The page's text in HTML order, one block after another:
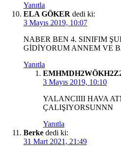
Yanıtla
ELA GÖKER dedi ki:
3 Mayıs 2019, 10:07
NABER BEN 4. SINIFIM
GİDİYORUM ANNEM VE
Yanıtla
3 Mayıs 2019, 10:10
YALANCIIII HAVA
ÇALIŞIYORSUNNN
Yanıtla
Berke dedi ki:
31 Mart 2021, 21:49